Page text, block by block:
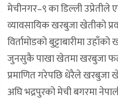
मेचीनगर–९ का डिल्ली
व्यावसायिक खरबुजा खेतीको
विर्तामोडको बुट्टाबारीमा
जुनसुकै पाखा खेतमा खरबुजा
प्रमाणित गरेपछि धेरैले खरबुजा
अघि भद्रपुरको मेची बगरमा